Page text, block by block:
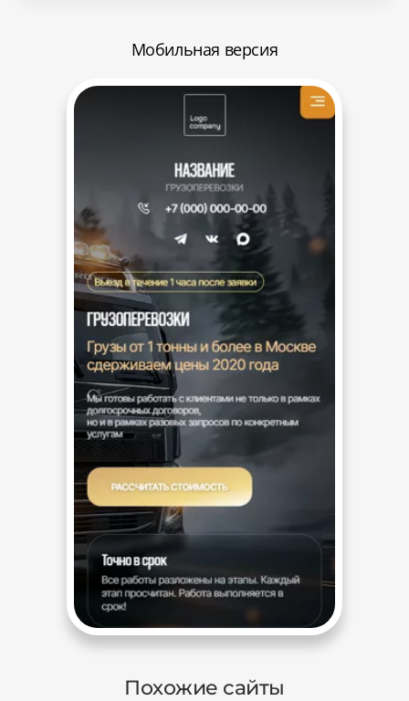
Мобильная версия
Похожие сайты